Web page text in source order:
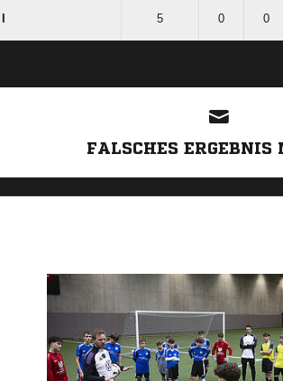
5 0 0
FALSCHES ERGEBNIS